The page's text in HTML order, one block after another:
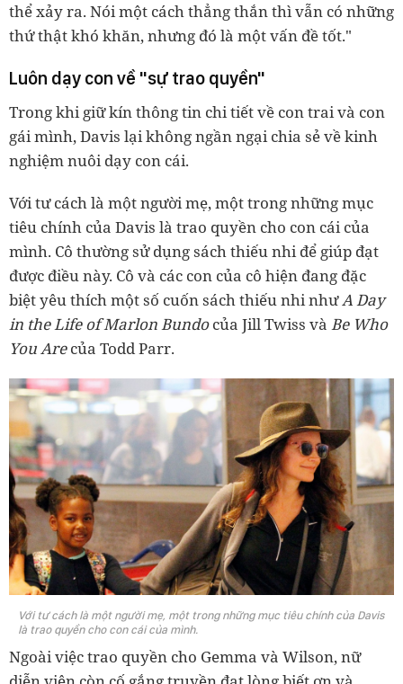
thể xảy ra. Nói một cách thẳng thắn thì vẫn có những
thứ thật khó khăn, nhưng đó là một vấn đề tốt."
Luôn dạy con về "sự trao quyền"
Trong khi giữ kín thông tin chi tiết về con trai và con
gái mình, Davis lại không ngần ngại chia sẻ về kinh
nghiệm nuôi dạy con cái.
Với tư cách là một người mẹ, một trong những mục
tiêu chính của Davis là trao quyền cho con cái của
mình. Cô thường sử dụng sách thiếu nhi để giúp đạt
được điều này. Cô và các con của cô hiện đang đặc
biệt yêu thích một số cuốn sách thiếu nhi nhưA Day
in the Life of Marlon Bundocủa Jill Twiss và Be Who
You Arecủa Todd Parr.
Với tư cách là một người mẹ, một trong những mục tiêu chính của Davis
là trao quyền cho con cái của mình.
Ngoài việc trao quyền cho Gemma và Wilson, nữ